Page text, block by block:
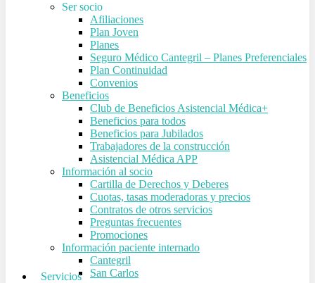
Ser socio
Afiliaciones
Plan Joven
Planes
Seguro Médico Cantegril – Planes Preferenciales
Plan Continuidad
Convenios
Beneficios
Club de Beneficios Asistencial Médica+
Beneficios para todos
Beneficios para Jubilados
Trabajadores de la construcción
Asistencial Médica APP
Información al socio
Cartilla de Derechos y Deberes
Cuotas, tasas moderadoras y precios
Contratos de otros servicios
Preguntas frecuentes
Promociones
Información paciente internado
Cantegril
San Carlos
Servicios